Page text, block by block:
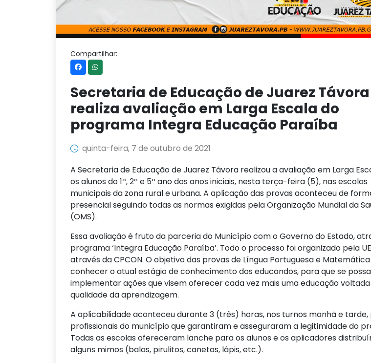
Compartilhar:
Secretaria de Educação de Juarez Távora
realiza avaliação em Larga Escala do
programa Integra Educação Paraíba
quinta-feira, 7 de outubro de 2021
A Secretaria de Educação de Juarez Távora realizou a avaliação em Larga
os alunos do 1º, 2º e 5º ano dos anos iniciais, nesta terça-feira (5), nas escolas
municipais da zona rural e urbana. A aplicação das provas aconteceu de
presencial seguindo todas as normas exigidas pela Organização Mundial da
(OMS).
Essa avaliação é fruto da parceria do Município com o Governo do Estado,
programa ‘Integra Educação Paraíba’. Todo o processo foi organizado pela
através da CPCON. O objetivo das provas de Língua Portuguesa e
conhecer o atual estágio de conhecimento dos educandos, para que se possa
implementar ações que visem oferecer cada vez mais uma educação
qualidade da aprendizagem.
A aplicabilidade aconteceu durante 3 (três) horas, nos turnos manhã e tarde,
profissionais do município que garantiram e asseguraram a legitimidade do
Todas as escolas ofereceram lanche para os alunos e os aplicadores
alguns mimos (balas, pirulitos, canetas, lápis, etc.).